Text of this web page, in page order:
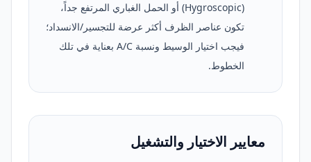
(Hygroscopic) أو الحمل الغباري المرتفع جداً،
تكون عناصر الظرف أكثر عرضة للتجسير/الانسداد؛
فيجب اختيار الوسيط ونسبة A/C بعناية في تلك
الخطوط.
معايير الاختيار والتشغيل